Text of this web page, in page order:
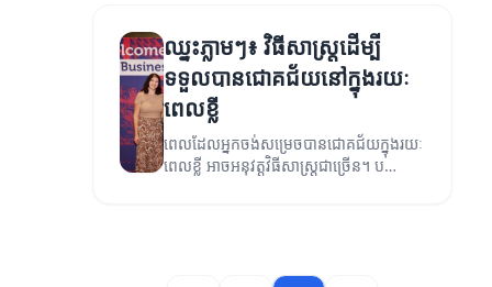
ឈ្នះភ្លាមៗ៖ វិធីសាស្រ្តដើម្បី
ទទួលបានជោគជ័យនៅក្នុងរយៈ
ពេលខ្លី
ពេលដែលអ្នកចង់សម្រេចបានជោគជ័យក្នុងរយៈ
ពេលខ្លី អាចអនុវត្តវិធីសាស្រ្តជាច្រើន។ ប